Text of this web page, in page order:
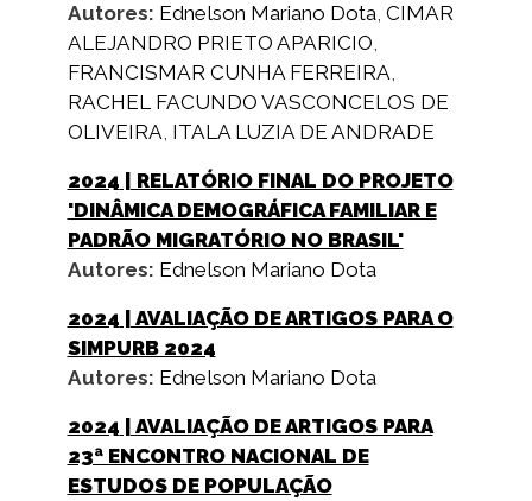
Autores: Ednelson Mariano Dota, CIMAR
ALEJANDRO PRIETO APARICIO
FRANCISMAR CUNHA FERREIRA
RACHEL FACUNDO VASCONCELOS DE
OLIVEIRA ITALA LUZIA DE ANDRADE
2024 | RELATÓRIO FINAL DO PROJETO
'DINÂMICA DEMOGRÁFICA FAMILIAR E
PADRÃO MIGRATÓRIO NO BRASIL'
Autores: Ednelson Mariano Dota
2024 | AVALIAÇÃO DE ARTIGOS PARA O
SIMPURB 2024
Autores: Ednelson Mariano Dota
2024 | AVALIAÇÃO DE ARTIGOS PARA
23ª ENCONTRO NACIONAL DE
ESTUDOS DE POPULAÇÃO